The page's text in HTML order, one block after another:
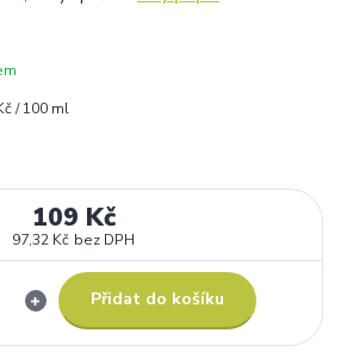
/ 100 ml
109 Kč
97,32 Kč bez DPH
Přidat do košíku